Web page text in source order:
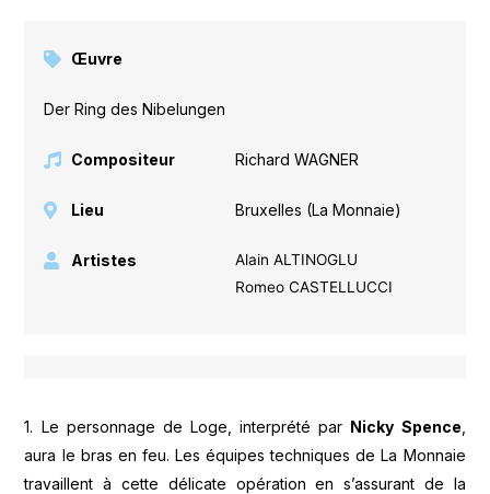
Œuvre
Der Ring des Nibelungen
Compositeur Richard WAGNER
Lieu Bruxelles (La Monnaie)
Artistes
Alain ALTINOGLU
Romeo CASTELLUCCI
1. Le personnage de Loge, interprété par Nicky Spence
aura le bras en feu. Les équipes techniques de La Monnaie
travaillent à cette délicate opération en s’assurant de la